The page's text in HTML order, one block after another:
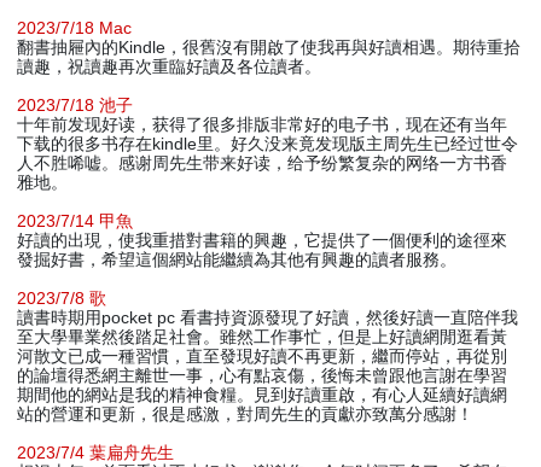
2023/7/18 Mac
翻書抽屜內的Kindle，很舊沒有開啟了使我再與好讀相遇。期待重拾
讀趣，祝讀趣再次重臨好讀及各位讀者。
2023/7/18 池子
十年前发现好读，获得了很多排版非常好的电子书，现在还有当年
下载的很多书存在kindle里。好久没来竟发现版主周先生已经过世令
人不胜唏嘘。感谢周先生带来好读，给予纷繁复杂的网络一方书香
雅地。
2023/7/14 甲魚
好讀的出現，使我重措對書籍的興趣，它提供了一個便利的途徑來
發掘好書，希望這個網站能繼續為其他有興趣的讀者服務。
2023/7/8 歌
讀書時期用pocket pc 看書持資源發現了好讀，然後好讀一直陪伴我
至大學畢業然後踏足社會。雖然工作事忙，但是上好讀網閒逛看黃
河散文已成一種習慣，直至發現好讀不再更新，繼而停站，再從別
的論壇得悉網主離世一事，心有點哀傷，後悔未曾跟他言謝在學習
期間他的網站是我的精神食糧。見到好讀重啟，有心人延續好讀網
站的營運和更新，很是感激，對周先生的貢獻亦致萬分感謝！
2023/7/4 葉扁舟先生